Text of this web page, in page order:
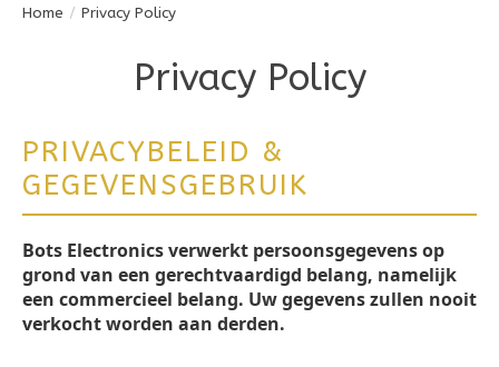
Home / Privacy Policy
Privacy Policy
PRIVACYBELEID &
GEGEVENSGEBRUIK
Bots Electronics verwerkt persoonsgegevens op
grond van een gerechtvaardigd belang, namelijk
een commercieel belang. Uw gegevens zullen nooit
verkocht worden aan derden.